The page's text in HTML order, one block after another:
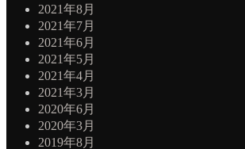
2021年8月
2021年7月
2021年6月
2021年5月
2021年4月
2021年3月
2020年6月
2020年3月
2019年8月